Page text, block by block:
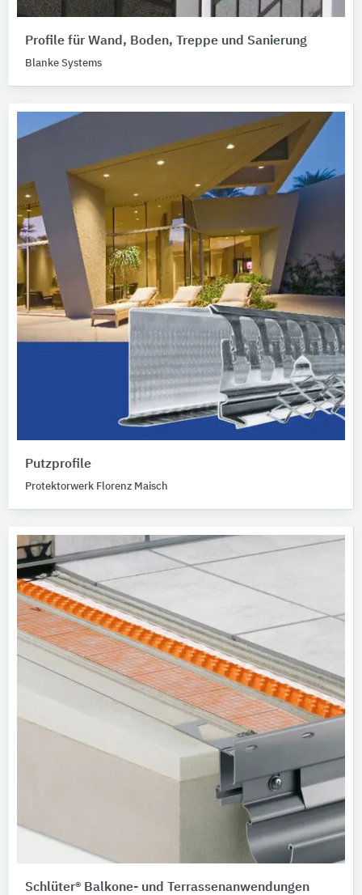
Profile für Wand, Boden, Treppe und Sanierung
Blanke Systems
Putzprofile
Protektorwerk Florenz Maisch
Schlüter® Balkone- und Terrassenanwendungen